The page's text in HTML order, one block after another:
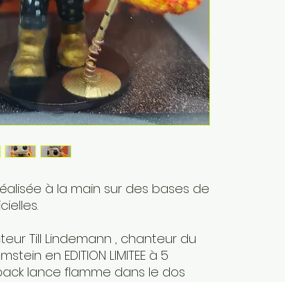
à la main sur des bases de
Till Lindemann , chanteur du
en EDITION LIMITEE à 5
lance flamme dans le dos